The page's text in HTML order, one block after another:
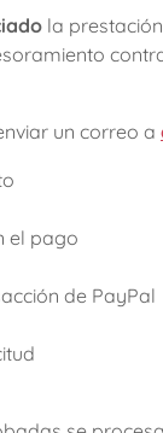
la
un correo a
el pago
de PayPal